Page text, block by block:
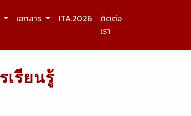
เอกสาร ITA.2026
ติดต่อ
เรา
รียนรู้